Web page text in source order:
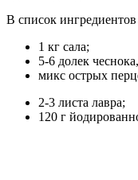
В список
1 кг сала;
5-6 долек чеснока,
микс острых
2-3 листа лавра;
120 г